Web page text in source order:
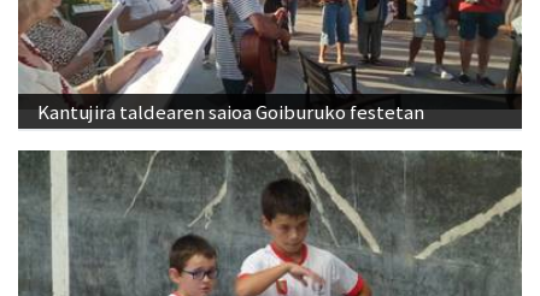
Kantujira taldearen saioa Goiburuko festetan